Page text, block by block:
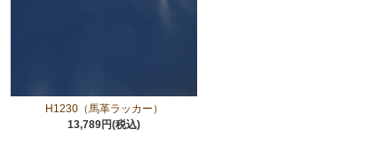
H1230（馬革ラッカー）
13,789円(税込)